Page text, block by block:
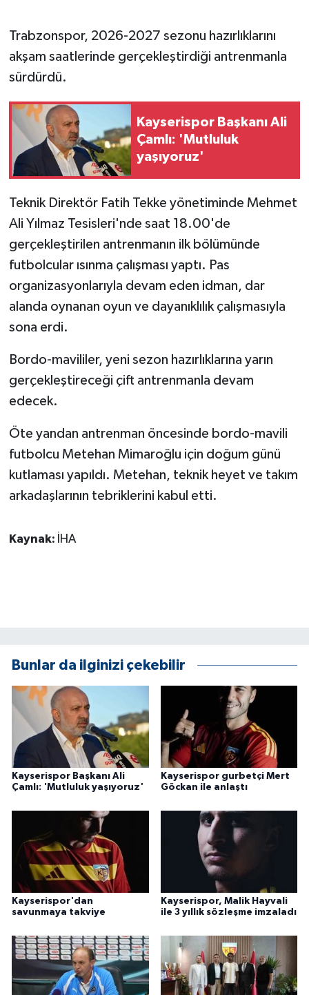
Trabzonspor, 2026-2027 sezonu hazırlıklarını
akşam saatlerinde gerçekleştirdiği antrenmanla
sürdürdü.
Kayserispor Başkanı Ali
Çamlı: 'Mutluluk
yaşıyoruz'
Teknik Direktör Fatih Tekke yönetiminde Mehmet
Ali Yılmaz Tesisleri'nde saat 18.00'de
gerçekleştirilen antrenmanın ilk bölümünde
futbolcular ısınma çalışması yaptı. Pas
organizasyonlarıyla devam eden idman, dar
alanda oynanan oyun ve dayanıklılık çalışmasıyla
sona erdi.
Bordo-mavililer, yeni sezon hazırlıklarına yarın
gerçekleştireceği çift antrenmanla devam
edecek.
Öte yandan antrenman öncesinde bordo-mavili
futbolcu Metehan Mimaroğlu için doğum günü
kutlaması yapıldı. Metehan, teknik heyet ve takım
arkadaşlarının tebriklerini kabul etti.
Kaynak: İHA
Bunlar da ilginizi çekebilir
Kayserispor Başkanı Ali
Çamlı: 'Mutluluk yaşıyoruz'
Kayserispor gurbetçi Mert
Göckan ile anlaştı
Kayserispor'dan
savunmaya takviye
Kayserispor, Malik Hayvali
ile 3 yıllık sözleşme imzaladı
Flaş Haber
Gayrimenkul
GENEL
GÜNDEM
Güvenlik
HABERDE İNSAN
İNSAN
Jandarma
KÜLTÜR SANAT
Otomobil
Turizm
ÜLKE GÜNDEMİ
YAŞAM
YEREL